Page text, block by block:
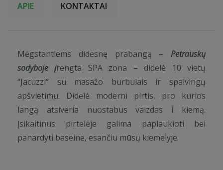
APIE KONTAKTAI
Mėgstantiems didesnę prabangą – Petrauskų
sodyboje įrengta SPA zona – didelė 10 vietų
“Jacuzzi” su masažo burbulais ir spalvingų
apšvietimu. Didelė moderni pirtis, pro kurios
langą atsiveria nuostabus vaizdas i kiemą.
Įsikaitinus pirtelėje galima paplaukioti bei
panardyti baseine, esančiu mūsų kiemelyje.